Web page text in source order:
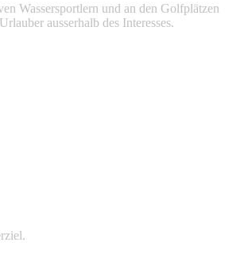
Wassersportlern und an den Golfplätzen
ausserhalb des Interesses.